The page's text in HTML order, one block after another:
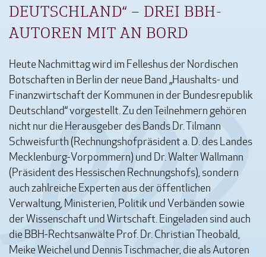
DEUTSCHLAND“ – DREI BBH-
AUTOREN MIT AN BORD
Heute Nachmittag wird im Felleshus der Nordischen
Botschaften in Berlin der neue Band „Haushalts- und
Finanzwirtschaft der Kommunen in der Bundesrepublik
Deutschland“ vorgestellt. Zu den Teilnehmern gehören
nicht nur die Herausgeber des Bands Dr. Tilmann
Schweisfurth (Rechnungshofpräsident a. D. des Landes
Mecklenburg-Vorpommern) und Dr. Walter Wallmann
(Präsident des Hessischen Rechnungshofs), sondern
auch zahlreiche Experten aus der öffentlichen
Verwaltung, Ministerien, Politik und Verbänden sowie
der Wissenschaft und Wirtschaft. Eingeladen sind auch
die BBH-Rechtsanwälte Prof. Dr. Christian Theobald,
Meike Weichel und Dennis Tischmacher, die als Autoren